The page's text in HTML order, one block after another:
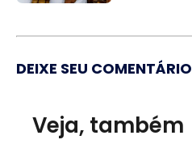
DEIXE SEU COMENTÁRIO
Veja, também